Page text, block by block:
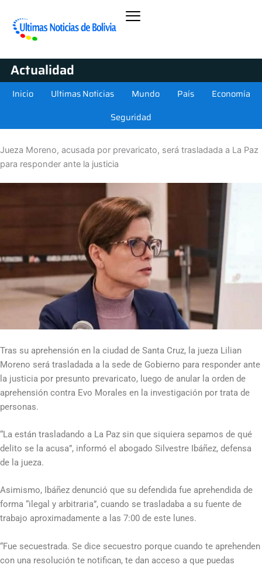
Actualidad
Inicio Ultimas Noticias Mundo País
Economía
Seguridad
Jueza Moreno, acusada por prevaricato, será trasladada a La Paz
para responder ante la justicia
Tras su aprehensión en la ciudad de Santa Cruz, la jueza Lilian
Moreno será trasladada a la sede de Gobierno para responder ante
la justicia por presunto prevaricato, luego de anular la orden de
aprehensión contra Evo Morales en la investigación por trata de
personas.
“La están trasladando a La Paz sin que siquiera sepamos de qué
delito se la acusa”, informó el abogado Silvestre Ibáñez, defensa
de la jueza.
Asimismo, Ibáñez denunció que su defendida fue aprehendida de
forma “ilegal y arbitraria”, cuando se trasladaba a su fuente de
trabajo aproximadamente a las 7:00 de este lunes.
“Fue secuestrada. Se dice secuestro porque cuando te aprehenden
con una resolución te notifican, te dan acceso a que puedas